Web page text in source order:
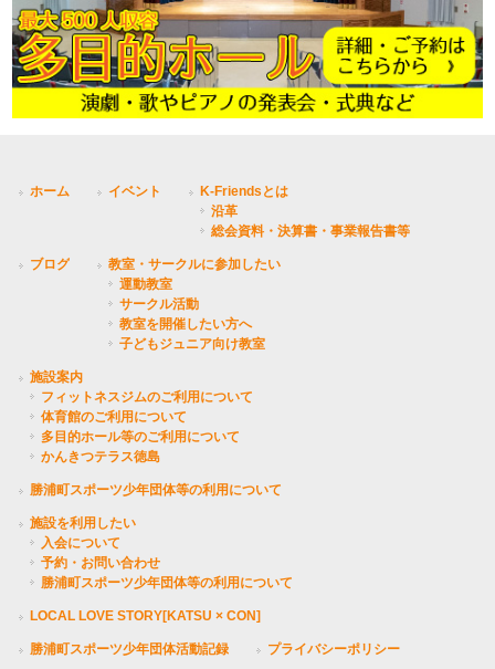
ホーム イベント
K-Friendsとは
沿革
総会資料・決算書・事業報告書等
ブログ
教室・サークルに参加したい
運動教室
サークル活動
教室を開催したい方へ
子どもジュニア向け教室
施設案内
フィットネスジムのご利用について
体育館のご利用について
多目的ホール等のご利用について
かんきつテラス徳島
勝浦町スポーツ少年団体等の利用について
施設を利用したい
入会について
予約・お問い合わせ
勝浦町スポーツ少年団体等の利用について
LOCAL LOVE STORY[KATSU × CON]
勝浦町スポーツ少年団体活動記録 プライバシーポリシー